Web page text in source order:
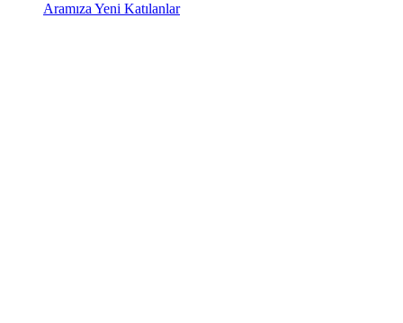
Aramıza Yeni Katılanlar